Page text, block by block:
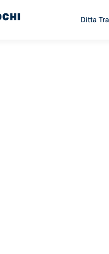
Ditta